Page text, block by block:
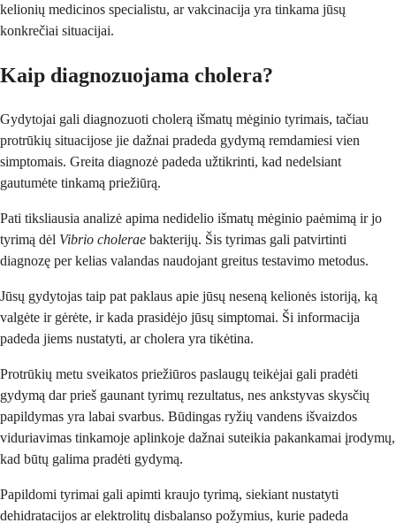
kelionių medicinos specialistu, ar vakcinacija yra tinkama jūsų
konkrečiai situacijai.
Kaip diagnozuojama cholera?
Gydytojai gali diagnozuoti cholerą išmatų mėginio tyrimais, tačiau
protrūkių situacijose jie dažnai pradeda gydymą remdamiesi vien
simptomais. Greita diagnozė padeda užtikrinti, kad nedelsiant
gautumėte tinkamą priežiūrą.
Pati tiksliausia analizė apima nedidelio išmatų mėginio paėmimą ir jo
tyrimą dėl Vibrio cholerae bakterijų. Šis tyrimas gali patvirtinti
diagnozę per kelias valandas naudojant greitus testavimo metodus.
Jūsų gydytojas taip pat paklaus apie jūsų neseną kelionės istoriją, ką
valgėte ir gėrėte, ir kada prasidėjo jūsų simptomai. Ši informacija
padeda jiems nustatyti, ar cholera yra tikėtina.
Protrūkių metu sveikatos priežiūros paslaugų teikėjai gali pradėti
gydymą dar prieš gaunant tyrimų rezultatus, nes ankstyvas skysčių
papildymas yra labai svarbus. Būdingas ryžių vandens išvaizdos
viduriavimas tinkamoje aplinkoje dažnai suteikia pakankamai įrodymų,
kad būtų galima pradėti gydymą.
Papildomi tyrimai gali apimti kraujo tyrimą, siekiant nustatyti
dehidratacijos ar elektrolitų disbalanso požymius, kurie padeda